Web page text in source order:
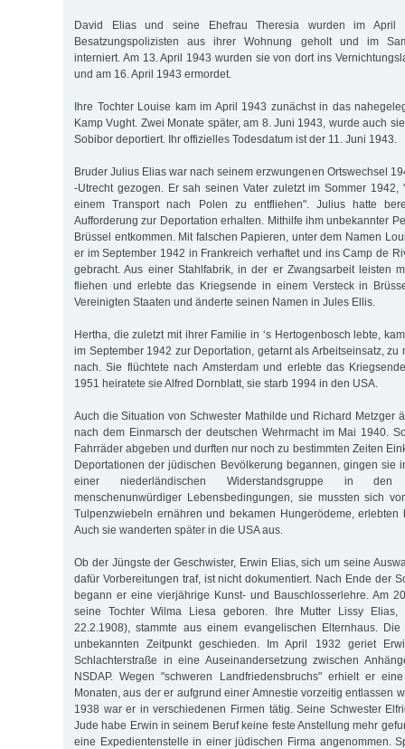
David Elias und seine Ehefrau Theresia wurden im April
Besatzungspolizisten aus ihrer Wohnung geholt und im
interniert. Am 13. April 1943 wurden sie von dort ins
und am 16. April 1943 ermordet.
Ihre Tochter Louise kam im April 1943 zunächst in das
Kamp Vught. Zwei Monate später, am 8. Juni 1943, wurde auch
Sobibor deportiert. Ihr offizielles Todesdatum ist der 11. Juni 1943.
Bruder Julius Elias war nach seinem erzwungenen Ortswechsel
-Utrecht gezogen. Er sah seinen Vater zuletzt im Sommer 1942,
einem Transport nach Polen zu entfliehen". Julius hatte
Aufforderung zur Deportation erhalten. Mithilfe ihm unbekannter
Brüssel entkommen. Mit falschen Papieren, unter dem Namen
er im September 1942 in Frankreich verhaftet und ins Camp de
gebracht. Aus einer Stahlfabrik, in der er Zwangsarbeit leisten
fliehen und erlebte das Kriegsende in einem Versteck in
Vereinigten Staaten und änderte seinen Namen in Jules Ellis.
Hertha, die zuletzt mit ihrer Familie in ‘s Hertogenbosch lebte,
im September 1942 zur Deportation, getarnt als Arbeitseinsatz, zu
nach. Sie flüchtete nach Amsterdam und erlebte das
1951 heiratete sie Alfred Dornblatt, sie starb 1994 in den USA.
Auch die Situation von Schwester Mathilde und Richard Metzger
nach dem Einmarsch der deutschen Wehrmacht im Mai 1940.
Fahrräder abgeben und durften nur noch zu bestimmten Zeiten
Deportationen der jüdischen Bevölkerung begannen, gingen sie
einer niederländischen Widerstandsgruppe in den
menschenunwürdiger Lebensbedingungen, sie mussten sich
Tulpenzwiebeln ernähren und bekamen Hungerödeme, erlebten
Auch sie wanderten später in die USA aus.
Ob der Jüngste der Geschwister, Erwin Elias, sich um seine
dafür Vorbereitungen traf, ist nicht dokumentiert. Nach Ende der
begann er eine vierjährige Kunst- und Bauschlosserlehre. Am
seine Tochter Wilma Liesa geboren. Ihre Mutter Lissy Elias,
22.2.1908), stammte aus einem evangelischen Elternhaus.
unbekannten Zeitpunkt geschieden. Im April 1932 geriet
Schlachterstraße in eine Auseinandersetzung zwischen
NSDAP. Wegen "schweren Landfriedensbruchs" erhielt er
Monaten, aus der er aufgrund einer Amnestie vorzeitig entlassen
1938 war er in verschiedenen Firmen tätig. Seine Schwester
Jude habe Erwin in seinem Beruf keine feste Anstellung mehr
eine Expedientenstelle in einer jüdischen Firma angenommen.